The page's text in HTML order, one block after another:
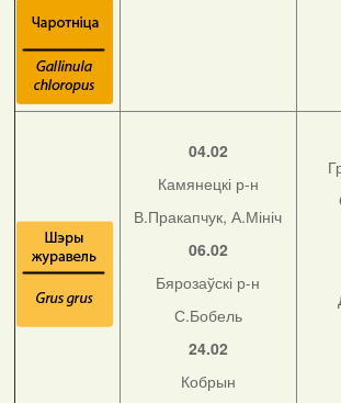
04.02
Камянецкі р-н
В.Пракапчук, А.Мініч
06.02
Бярозаўскі р-н
С.Бобель
24.02
Кобрын